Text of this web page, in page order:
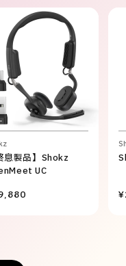
息製品】Shokz
UC